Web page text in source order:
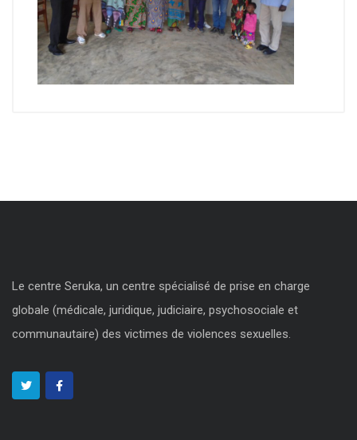
Le centre Seruka, un centre spécialisé de prise en charge
globale (médicale, juridique, judiciaire, psychosociale et
communautaire) des victimes de violences sexuelles.